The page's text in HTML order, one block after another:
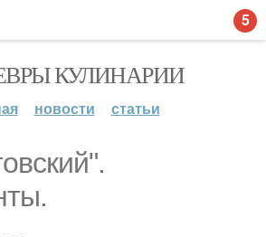
КУЛИНАРИИ
новости статьи
5